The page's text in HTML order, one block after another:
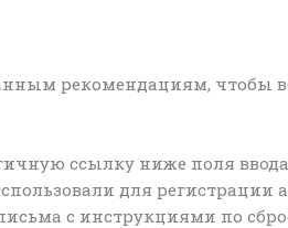
рекомендациям, чтобы
ссылку ниже поля
для регистрации
с инструкциями по